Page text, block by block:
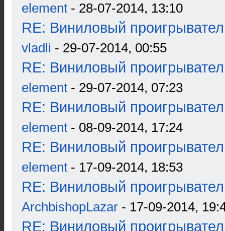
element - 28-07-2014, 13:10
RE: Виниловый
vladli - 29-07-2014, 00:55
RE: Виниловый
element - 29-07-2014, 07:23
RE: Виниловый
element - 08-09-2014, 17:24
RE: Виниловый
element - 17-09-2014, 18:53
RE: Виниловый
ArchbishopLazar - 17-09-2014,
RE: Виниловый